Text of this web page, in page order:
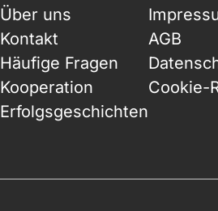
Über uns
Kontakt
Häufige Fragen
Kooperation
Erfolgsgeschichten
AGB
Cookie-